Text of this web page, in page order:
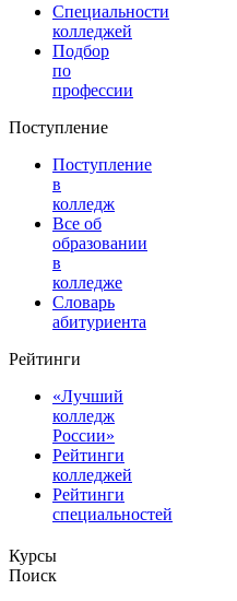
Специальности
колледжей
Подбор
по
профессии
Поступление
Поступление
в
колледж
Все об
образовании
в
колледже
Словарь
абитуриента
Рейтинги
«Лучший
колледж
России»
Рейтинги
колледжей
Рейтинги
специальностей
Курсы
Поиск